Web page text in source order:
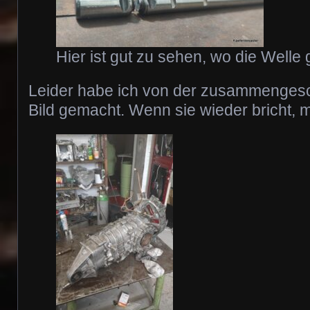
Hier ist gut zu sehen, wo die Welle
Leider habe ich von der
Bild gemacht. Wenn sie wieder bricht,